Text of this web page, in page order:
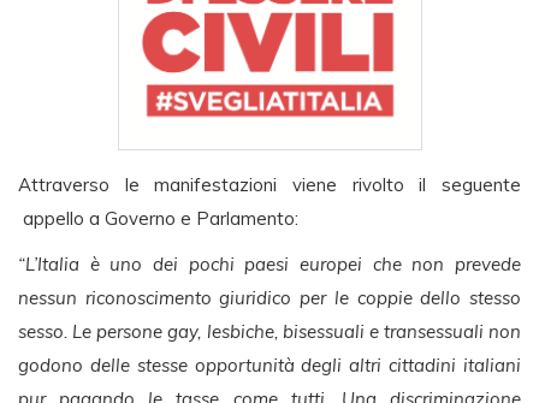
Attraverso le manifestazioni viene rivolto il seguente
appello a Governo e Parlamento:
“L’Italia è uno dei pochi paesi europei che non prevede
nessun riconoscimento giuridico per le coppie dello stesso
sesso. Le persone gay, lesbiche, bisessuali e transessuali non
godono delle stesse opportunità degli altri cittadini italiani
pur pagando le tasse come tutti. Una discriminazione